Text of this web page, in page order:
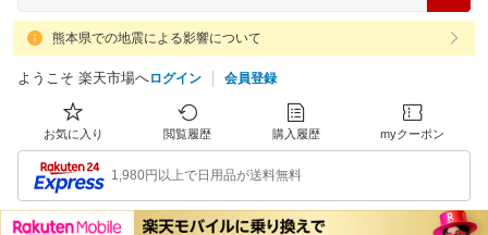
熊本県での地震による影響について
ようこそ 楽天市場へログイン 会員登録
お気に入り 閲覧履歴 購入履歴 myクーポン
1,980円以上で日用品が送料無料